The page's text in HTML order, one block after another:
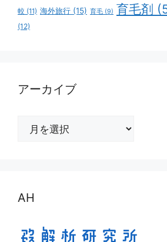
較 (11) 海外旅行 (15) 育毛 (9) 育毛剤
(12)
アーカイブ
AH